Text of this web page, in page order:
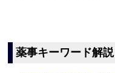
薬事キーワード解説